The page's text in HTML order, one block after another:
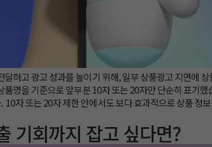
하고 광고 성과를 높이기 위해, 일부 상품광고 지면에
명을 기준으로 앞부분 10자 또는 20자만 단순히 표기
자 또는 20자 제한 안에서도 보다 효과적으로 상품 정
기회까지 잡고 싶다면?